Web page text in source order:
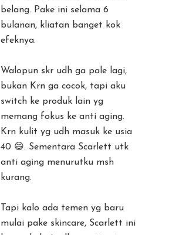
belang. Pake ini selama 6
bulanan, kliatan banget kok
efeknya.
Walopun skr udh ga pale lagi,
bukan Krn ga cocok, tapi aku
switch ke produk lain yg
memang fokus ke anti aging.
Krn kulit yg udh masuk ke usia
40 😄. Sementara Scarlett utk
anti aging menurutku msh
kurang.
Tapi kalo ada temen yg baru
mulai pake skincare, Scarlett ini